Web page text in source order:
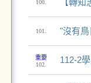
100. 【轉
101. "沒有
重要
102.
112-2